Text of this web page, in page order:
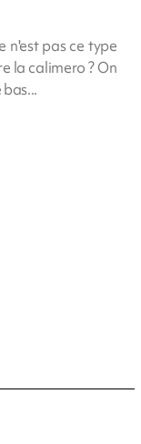
n'est pas ce type
la calimero ? On